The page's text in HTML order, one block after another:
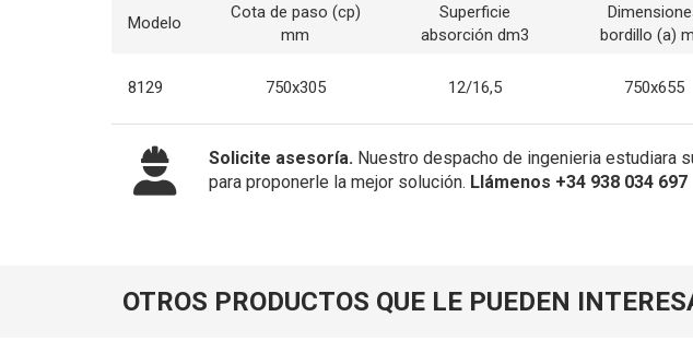
Modelo
Cota de paso (cp)
mm
Superficie
absorción dm3
bordillo (a)
8129 750x305 12/16,5 750x655
Solicite asesoría. Nuestro despacho de ingenieria estudiara
para proponerle la mejor solución. Llámenos +34 938 034 697
OTROS PRODUCTOS QUE LE PUEDEN